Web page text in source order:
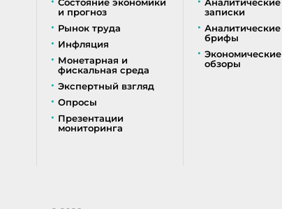
и прогноз
Рынок труда
Инфляция
Монетарная и
фискальная среда
Экспертный взгляд
Опросы
Презентации
мониторинга
записки
Аналитические
брифы
Экономические
обзоры